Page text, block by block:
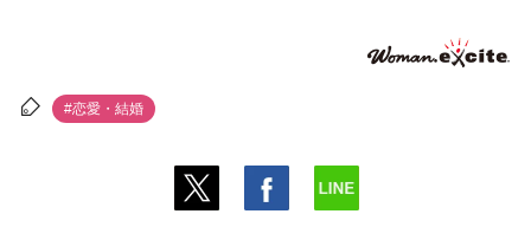
#恋愛・結婚